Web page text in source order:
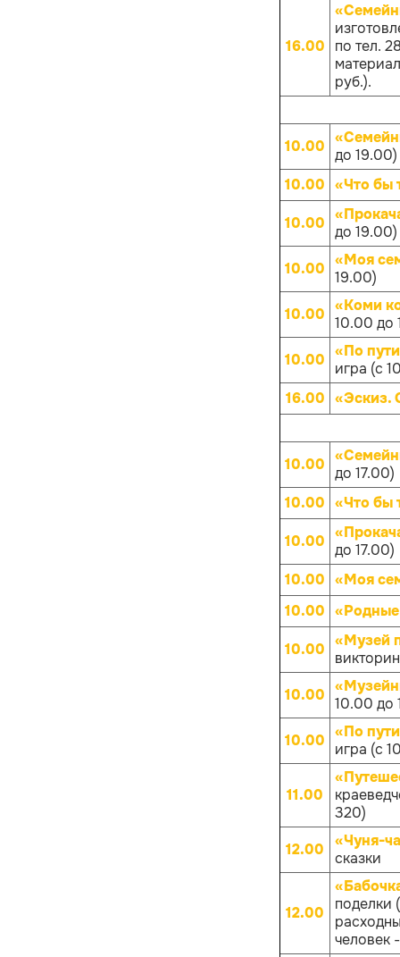
16.00
по тел.
руб.).
10.00 до 19.00)
10.00 «Что бы
10.00 до 19.00)
10.00 «Моя
19.00)
10.00 «Коми
10.00 до
10.00 «По
игра (с
16.00 «Эскиз.
10.00 до 17.00)
10.00 «Что бы
10.00 до 17.00)
10.00 «Моя
10.00
10.00 «Музей
10.00 10.00 до
10.00 «По
игра (с
11.00
320)
12.00
«Чуня-
сказки
12.00
поделки
человек